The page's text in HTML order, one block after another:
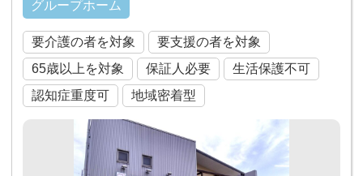
グループホーム
要介護の者を対象
要支援の者を対象
65歳以上を対象
保証人必要
生活保護不可
認知症重度可
地域密着型